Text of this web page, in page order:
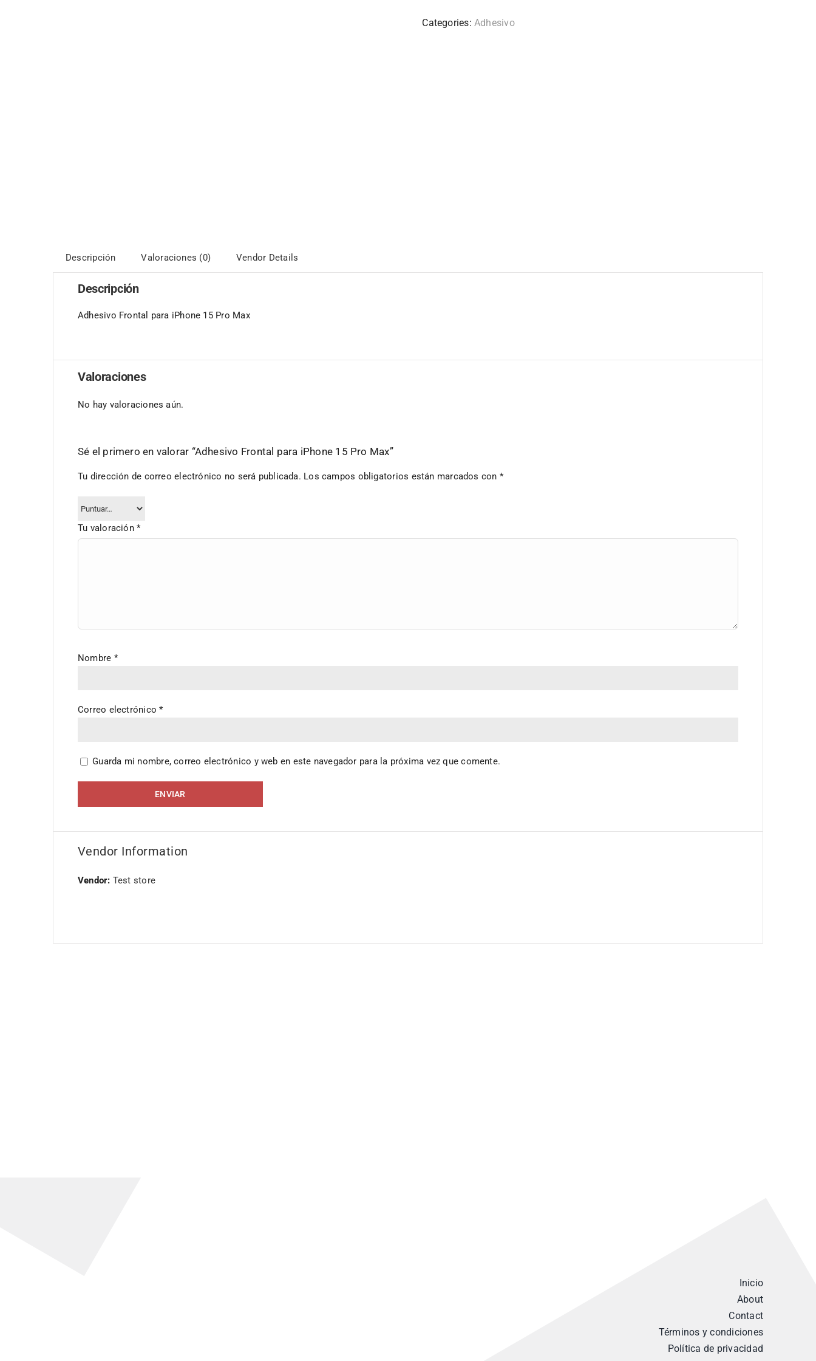
Categories:Adhesivo
Descripción Valoraciones (0) Vendor Details
Descripción
Adhesivo Frontal para iPhone 15 Pro Max
Valoraciones
No hay valoraciones aún.
Sé el primero en valorar “Adhesivo Frontal para iPhone 15 Pro Max”
Tu dirección de correo electrónico no será publicada. Los campos obligatorios están marcados con *
Tu valoración*
Nombre *
Correo electrónico*
Guarda mi nombre, correo electrónico y web en este navegador para la próxima vez que comente.
Vendor Information
Vendor: Test store
Inicio
About
Contact
Términos y condiciones
Política de privacidad